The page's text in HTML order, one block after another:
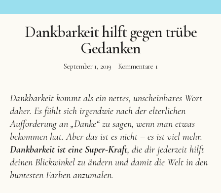
Buchreihe
FacebookInstagramPinterest
Dankbarkeit hilft gegen trübe
Gedanken
September 1, 2019 Kommentare 1
Dankbarkeit kommt als ein nettes, unscheinbares Wort
daher. Es fühlt sich irgendwie nach der elterlichen
Aufforderung an „Danke“ zu sagen, wenn man etwas
bekommen hat. Aber das ist es nicht – es ist viel mehr.
Dankbarkeit ist eine Super-Kraft, die dir jederzeit hilft
deinen Blickwinkel zu ändern und damit die Welt in den
buntesten Farben anzumalen.